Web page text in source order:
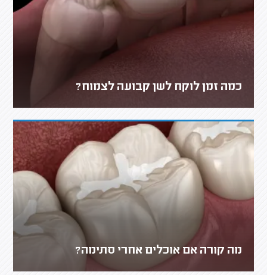
כמה זמן לוקח לשן קבועה לצמוח?
מה קורה אם אוכלים אחרי סתימה?